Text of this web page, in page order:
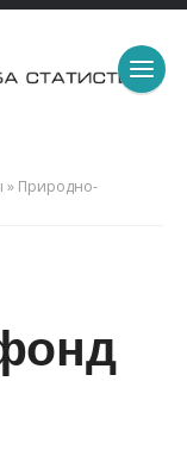
» Природно-